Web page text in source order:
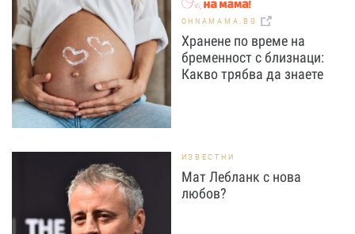
OHNAMAMA.BG
Хранене по време на
бременност с близнаци:
Какво трябва да знаете
ИЗВЕСТНИ
Мат Лебланк с нова
любов?